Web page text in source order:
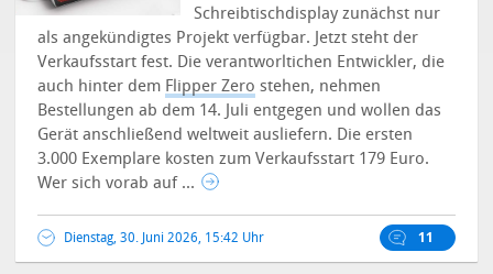
Schreibtischdisplay zunächst nur
als angekündigtes Projekt verfügbar. Jetzt steht der
Verkaufsstart fest. Die verantworltichen Entwickler, die
auch hinter dem Flipper Zero stehen, nehmen
Bestellungen ab dem 14. Juli entgegen und wollen das
Gerät anschließend weltweit ausliefern. Die ersten
3.000 Exemplare kosten zum Verkaufsstart 179 Euro.
Wer sich vorab auf ...
Dienstag, 30. Juni 2026, 15:42 Uhr 11